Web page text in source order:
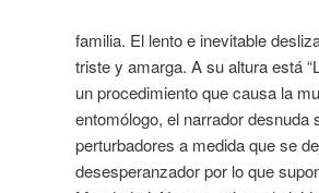
familia. El lento e inevitable
triste y amarga. A su altura está
un procedimiento que causa la
entomólogo, el narrador
perturbadores a medida que se
desesperanzador por lo que